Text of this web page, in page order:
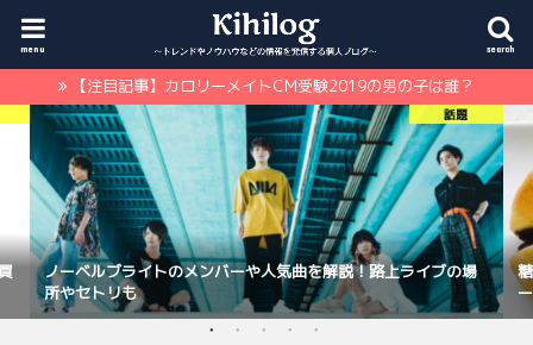
search
menu
【注目記事】カロリーメイトCM受験2019の男の子は誰？
話題
ノーベルブライトのメンバーや人気曲を解説！路上ライブの場
所やセトリも